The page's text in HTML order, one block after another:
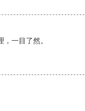
一目了然。